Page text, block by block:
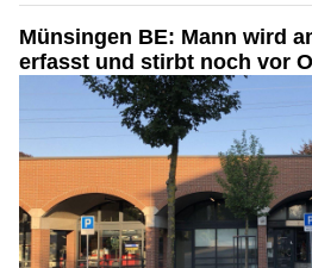
Münsingen BE: Mann wird
erfasst und stirbt noch vor